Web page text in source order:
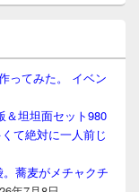
ってみた。 イベン
＆坦坦面セット980
て絶対に一人前じ
蕎麦がメチャクチ